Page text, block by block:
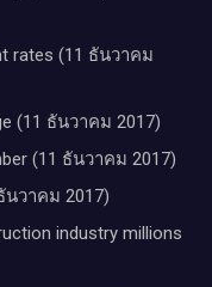
rates (11 ธันวาคม
(11 ธันวาคม 2017)
(11 ธันวาคม 2017)
นวาคม 2017)
industry millions